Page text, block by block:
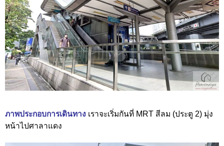
ภาพประกอบการเดินทาง เราจะเริ่มกันที่ MRT สีลม (ประตู 2) มุ่ง
หน้าไปศาลาแดง